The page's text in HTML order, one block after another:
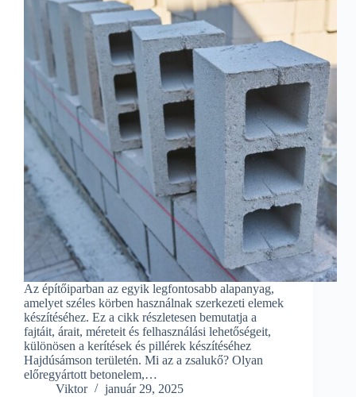
Az építőiparban az egyik legfontosabb alapanyag,
amelyet széles körben használnak szerkezeti elemek
készítéséhez. Ez a cikk részletesen bemutatja a
fajtáit, árait, méreteit és felhasználási lehetőségeit,
különösen a kerítések és pillérek készítéséhez
Hajdúsámson területén. Mi az a zsalukő? Olyan
előregyártott betonelem,…
Viktor
január 29, 2025